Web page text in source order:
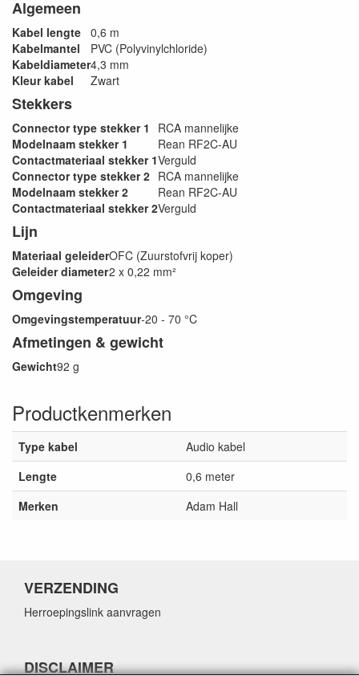
Algemeen
Kabel lengte 0,6 m
Kabelmantel
PVC (Polyvinylchloride)
Kabeldiameter4,3 mm
Kleur kabel
Zwart
Stekkers
Connector type stekker 1
RCA mannelijke
Modelnaam stekker 1
Rean RF2C-AU
Contactmateriaal stekker 1Verguld
Connector type stekker 2 RCA mannelijke
Modelnaam stekker 2
Rean RF2C-AU
Contactmateriaal stekker 2Verguld
Lijn
Materiaal geleiderOFC (Zuurstofvrij koper)
Geleider diameter2 x 0,22 mm²
Omgeving
Omgevingstemperatuur-20 - 70 °C
Afmetingen & gewicht
Gewicht92 g
Productkenmerken
Type kabel
Audio kabel
Lengte
0,6 meter
Merken
Adam Hall
VERZENDING
Herroepingslink aanvragen
DISCLAIMER